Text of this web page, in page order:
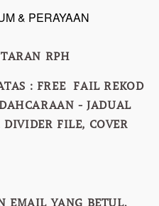
& PERAYAAN
RPH
: FREE FAIL REKOD
- JADUAL
FILE, COVER
EMAIL YANG BETUL.